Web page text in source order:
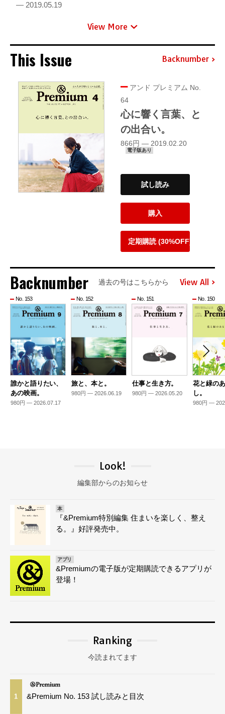
— 2019.05.19
View More
This Issue Backnumber
アンド プレミアム No.
64
心に響く言葉、と
の出合い。
866円 — 2019.02.20
電子版あり
試し読み
購入
定期購読 (30%OFF)
Backnumber 過去の号はこちらから View All
No. 153
誰かと語りたい、
あの映画。
980円 — 2026.07.17
No. 152
旅と、本と。
980円 — 2026.06.19
No. 151
仕事と生き方。
980円 — 2026.05.20
No. 150
花と緑の
し。
980円 —
Look!
編集部からのお知らせ
本
『&Premium特別編集 住まいを楽しく、整え
る。』好評発売中。
アプリ
&Premiumの電子版が定期購読できるアプリが
登場！
Ranking
今読まれてます
1 &Premium No. 153 試し読みと目次